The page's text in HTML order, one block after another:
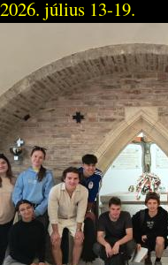
2026. július 13-19.